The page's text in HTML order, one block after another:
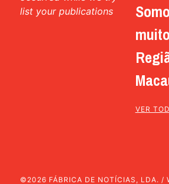
list your publications
VER
©2026 FÁBRICA DE NOTÍCIAS, LDA. /